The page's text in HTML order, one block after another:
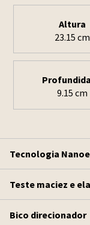
Altura
23.15 cm
9.15 cm
Tecnologia
Teste maciez e
Bico direcionador